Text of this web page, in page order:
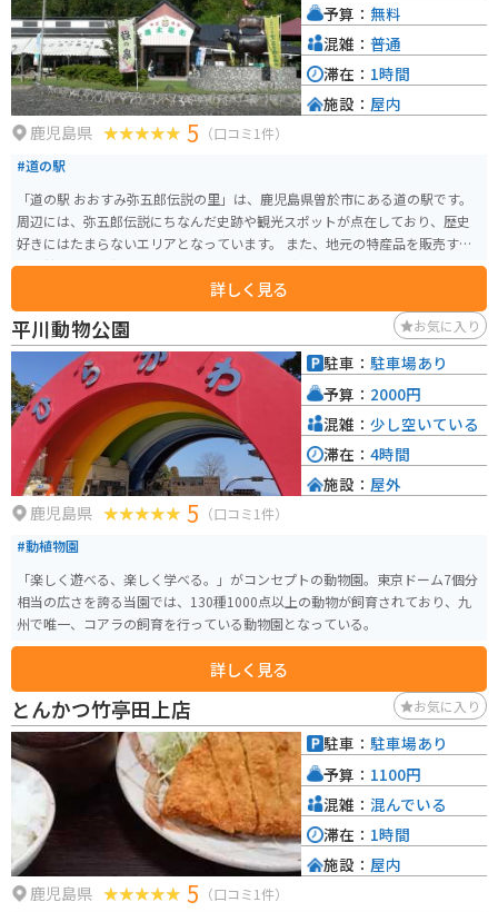
鹿児島県 5 （口コミ1件）
#道の駅
「道の駅 おおすみ弥五郎伝説の里」は、鹿児島県曽於市にある道の駅です。
周辺には、弥五郎伝説にちなんだ史跡や観光スポットが点在しており、歴史
好きにはたまらないエリアとなっています。 また、地元の特産品を販売する
物産館もあり、新鮮な野菜や果物、加工品などが豊富に揃っています。 ドラ
イブやツーリングの休憩に、ぜひ立ち寄ってみてください。
詳しく見る
予算： 無料
混雑： 普通
滞在： 1時間
施設： 屋内
平川動物公園 お気に入り
鹿児島県 5 （口コミ1件）
#動植物園
「楽しく遊べる、楽しく学べる。」がコンセプトの動物園。東京ドーム7個分
相当の広さを誇る当園では、130種1000点以上の動物が飼育されており、九
州で唯一、コアラの飼育を行っている動物園となっている。
詳しく見る
駐車： 駐車場あり
予算： 2000円
混雑： 少し空いている
滞在： 4時間
施設： 屋外
とんかつ竹亭田上店 お気に入り
鹿児島県 5 （口コミ1件）
駐車： 駐車場あり
予算： 1100円
混雑： 混んでいる
滞在： 1時間
施設： 屋内